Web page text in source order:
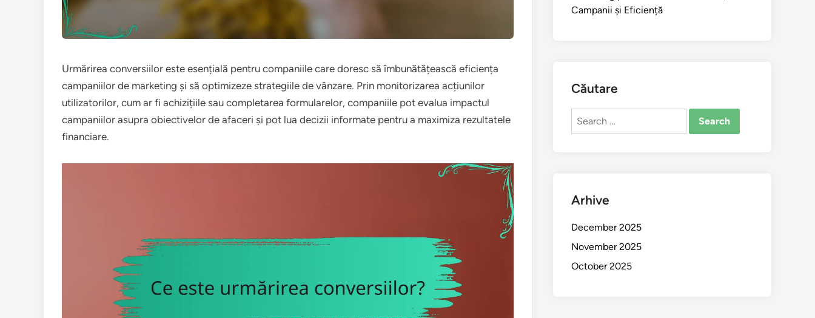
Urmărirea conversiilor este esențială pentru companiile care doresc să îmbunătățească eficiența
campaniilor de marketing și să optimizeze strategiile de vânzare. Prin monitorizarea acțiunilor
utilizatorilor, cum ar fi achizițiile sau completarea formularelor, companiile pot evalua impactul
campaniilor asupra obiectivelor de afaceri și pot lua decizii informate pentru a maximiza rezultatele
financiare.
Campanii și Eficiență
Căutare
Search
Arhive
December 2025
November 2025
October 2025